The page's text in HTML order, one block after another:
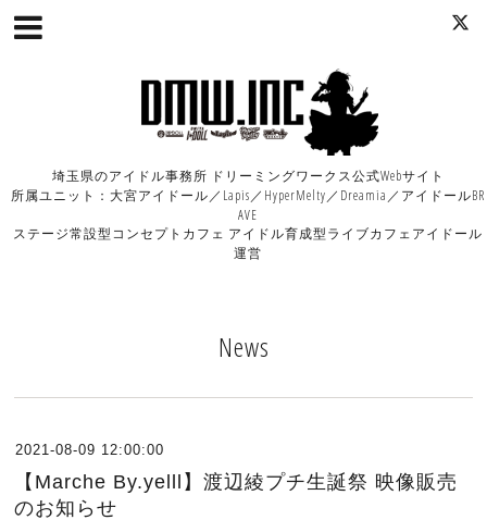
埼玉県のアイドル事務所 ドリーミングワークス公式Webサイト
所属ユニット：大宮アイドール／Lapis／HyperMelty／Dreamia／アイドールBR
AVE
ステージ常設型コンセプトカフェ アイドル育成型ライブカフェアイドール
運営
News
2021-08-09 12:00:00
【Marche By.yelll】渡辺綾プチ生誕祭 映像販売
のお知らせ